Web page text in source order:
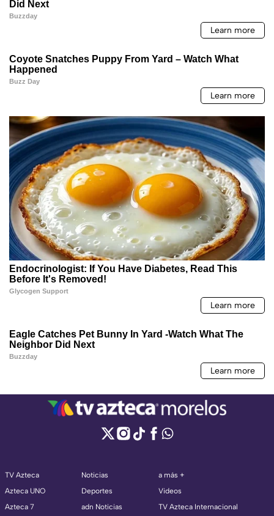
TV Azteca
Azteca UNO
Azteca 7
Noticias
Deportes
adn Noticias
a más +
Videos
TV Azteca Internacional